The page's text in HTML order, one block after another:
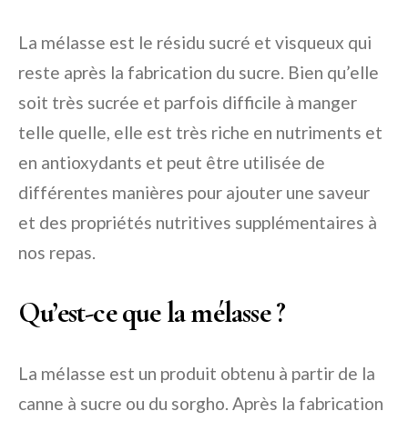
La mélasse est le résidu sucré et visqueux qui
reste après la fabrication du sucre. Bien qu’elle
soit très sucrée et parfois difficile à manger
telle quelle, elle est très riche en nutriments et
en antioxydants et peut être utilisée de
différentes manières pour ajouter une saveur
et des propriétés nutritives supplémentaires à
nos repas.
Qu’est-ce que la mélasse ?
La mélasse est un produit obtenu à partir de la
canne à sucre ou du sorgho. Après la fabrication